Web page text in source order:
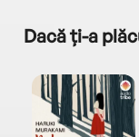
Dacă ți-a